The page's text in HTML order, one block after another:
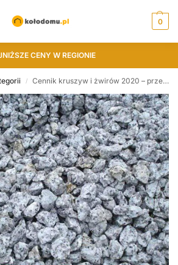
0
CENY W REGIONIE
/ Cennik kruszyw i żwirów 2020 – przegląd cen poszczególnych kruszyw i żwirów